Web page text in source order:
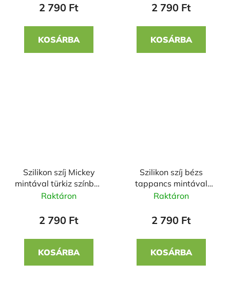
2 790 Ft
KOSÁRBA
2 790 Ft
KOSÁRBA
Szilikon szíj Mickey
mintával türkiz színben
22mm
Raktáron
2 790 Ft
KOSÁRBA
Szilikon szíj bézs
tappancs mintával
22mm
Raktáron
2 790 Ft
KOSÁRBA